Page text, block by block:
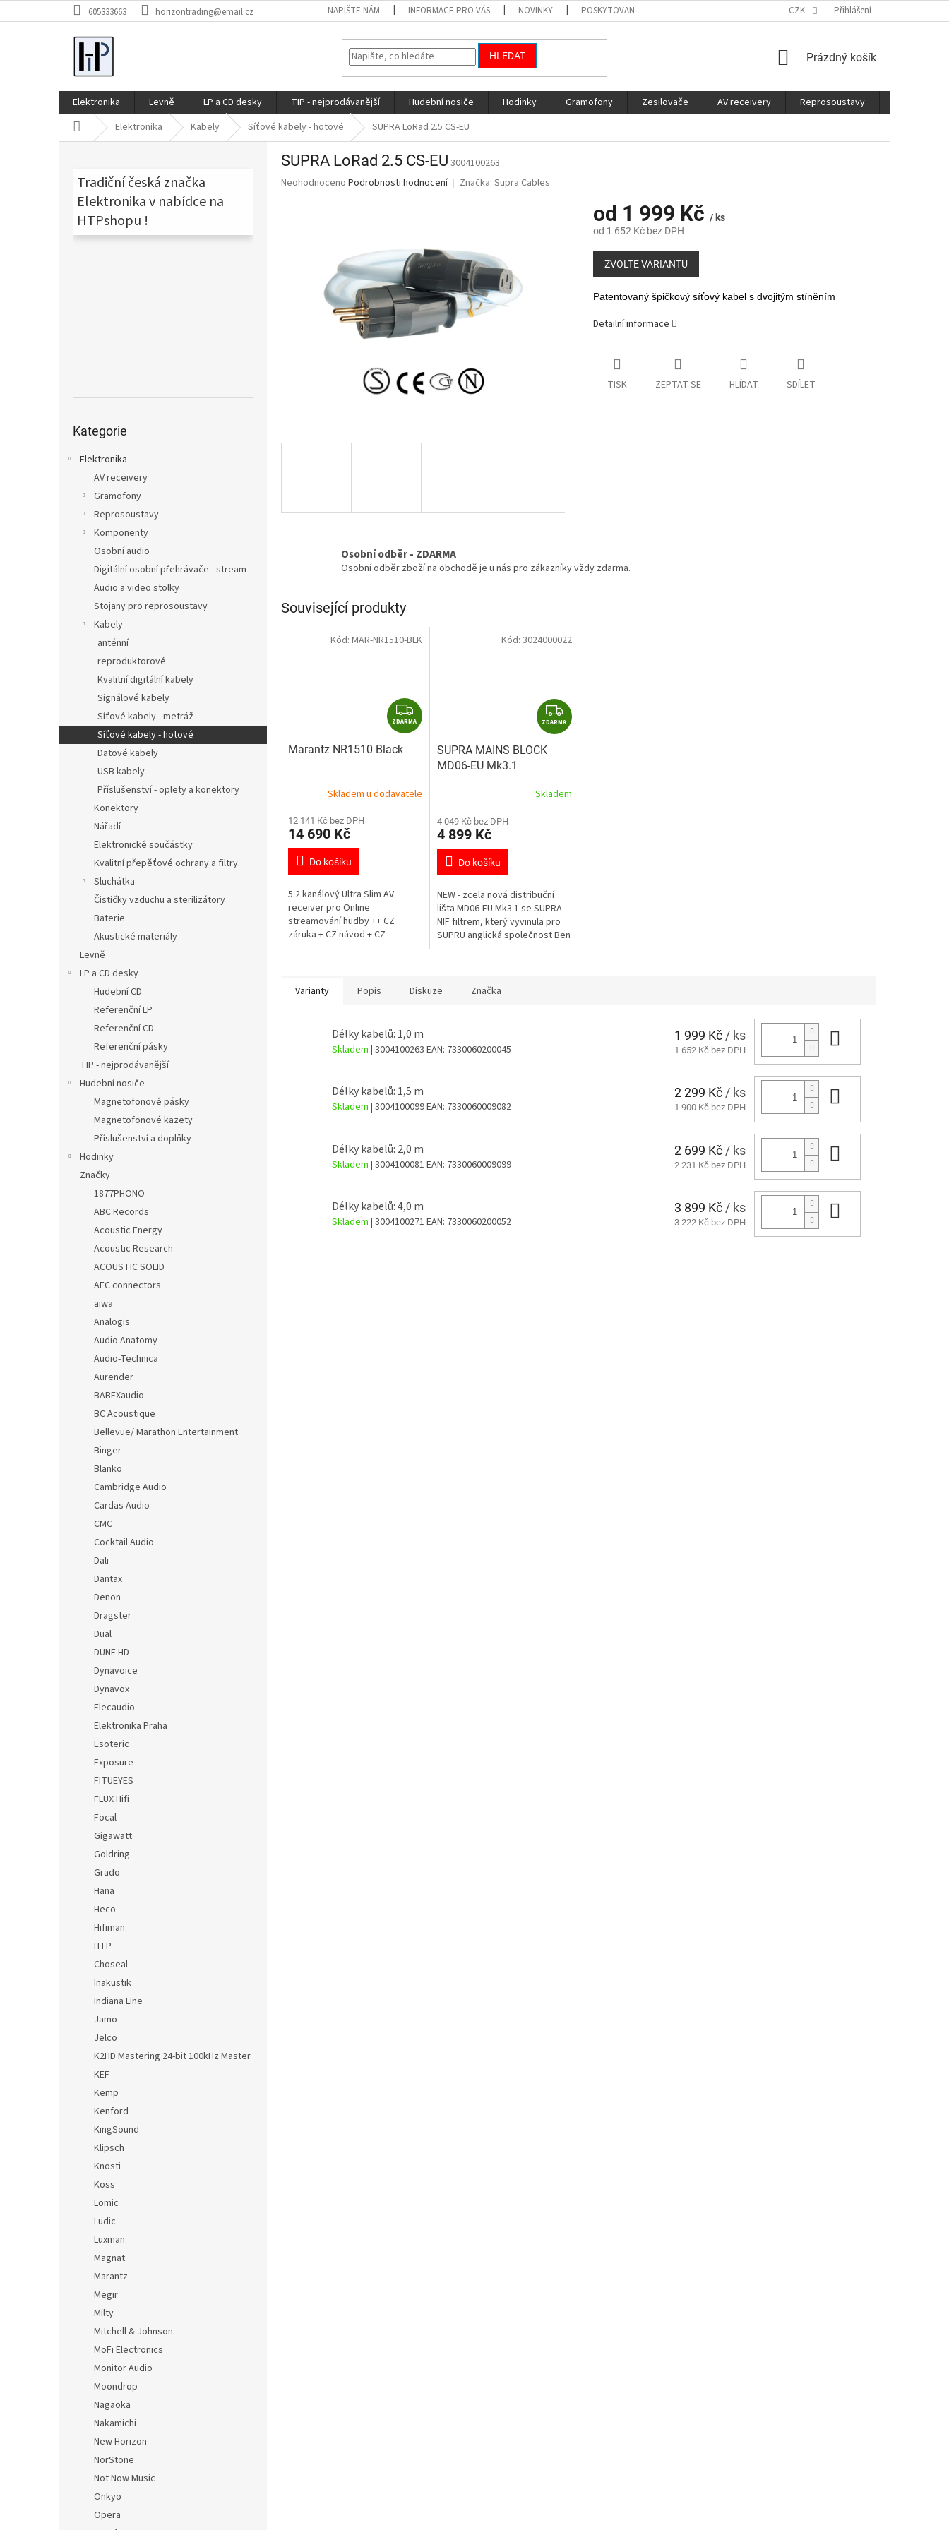
na
605333663 horizontrading@email.cz NAPIŠTE NÁM INFORMACE PRO VÁS NOVINKY POSKYTOVANÉ SLUŽBY CZK Přihlášení
HLEDAT
NÁKUPNÍ
Prázdný košík
Elektronika Levně LP a CD desky TIP - nejprodávanější Hudební nosiče Hodinky Gramofony Zesilovače AV receivery Reprosoustavy
Domů Elektronika Kabely Síťové kabely - hotové SUPRA LoRad 2.5 CS-EU
Tradiční česká značka
Elektronika v nabídce na
HTPshopu !
kategorie
Kategorie
Elektronika
AV receivery
Gramofony
Reprosoustavy
Komponenty
Osobní audio
Digitální osobní přehrávače - stream
Audio a video stolky
Stojany pro reprosoustavy
Kabely
anténní
reproduktorové
Kvalitní digitální kabely
Signálové kabely
Síťové kabely - metráž
Síťové kabely - hotové
Datové kabely
USB kabely
Příslušenství - oplety a konektory
Konektory
Nářadí
Elektronické součástky
Kvalitní přepěťové ochrany a filtry.
Sluchátka
Čističky vzduchu a sterilizátory
Baterie
Akustické materiály
Levně
LP a CD desky
Hudební CD
Referenční LP
Referenční CD
Referenční pásky
TIP - nejprodávanější
Hudební nosiče
Magnetofonové pásky
Magnetofonové kazety
Příslušenství a doplňky
Hodinky
Značky
1877PHONO
ABC Records
Acoustic Energy
Acoustic Research
ACOUSTIC SOLID
AEC connectors
aiwa
Analogis
Audio Anatomy
Audio-Technica
Aurender
BABEXaudio
BC Acoustique
Bellevue/ Marathon Entertainment
Binger
Blanko
Cambridge Audio
Cardas Audio
CMC
Cocktail Audio
Dali
Dantax
Denon
Dragster
Dual
DUNE HD
Dynavoice
Dynavox
Elecaudio
Elektronika Praha
Esoteric
Exposure
FITUEYES
FLUX Hifi
Focal
Gigawatt
Goldring
Grado
Hana
Heco
Hifiman
HTP
Choseal
Inakustik
Indiana Line
Jamo
Jelco
K2HD Mastering 24-bit 100kHz Master
KEF
Kemp
Kenford
KingSound
Klipsch
Knosti
Koss
Lomic
Ludic
Luxman
Magnat
Marantz
Megir
Milty
Mitchell & Johnson
MoFi Electronics
Monitor Audio
Moondrop
Nagaoka
Nakamichi
New Horizon
NorStone
Not Now Music
Onkyo
Opera
SUPRA LoRad 2.5 CS-EU 3004100263
Průměrné
Neohodnoceno Podrobnosti hodnocení Značka: Supra Cables
od 1 999 Kč / ks
od 1 652 Kčbez DPH
Měrná
cena:
ZVOLTE VARIANTU
Patentovaný špičkový síťový kabel s dvojitým stíněním
Detailní informace
TISK ZEPTAT SE HLÍDAT SDÍLET
Osobní odběr - ZDARMA
Osobní odběr zboží na obchodě je u nás pro zákazníky vždy zdarma.
Související produkty
Z
D
A
ZDARMA
Marantz NR1510 Black
Skladem u dodavatele
12 141 Kč bez DPH
14 690 Kč
Do košíku
5.2 kanálový Ultra Slim AV
receiver pro Online
streamování hudby ++ CZ
záruka + CZ návod + CZ
Kód: MAR-NR1510-BLK
Z
D
A
ZDARMA
SUPRA MAINS BLOCK
MD06-EU Mk3.1
Skladem
4 049 Kč bez DPH
4 899 Kč
Do košíku
NEW - zcela nová distribuční
lišta MD06-EU Mk3.1 se SUPRA
NIF filtrem, který vyvinula pro
SUPRU anglická společnost Ben
Kód: 3024000022
Varianty Popis Diskuze Značka
Délky kabelů: 1,0 m
Skladem | 3004100263 EAN: 7330060200045
1 999 Kč / ks
1 652 Kč bez DPH
Délky kabelů: 1,5 m
Skladem | 3004100099EAN: 7330060009082
2 299 Kč/ ks
1 900 Kč bez DPH
Délky kabelů: 2,0 m
Skladem | 3004100081 EAN: 7330060009099
2 699 Kč / ks
2 231 Kč bez DPH
Délky kabelů: 4,0 m
Skladem | 3004100271 EAN: 7330060200052
3 899 Kč/ ks
3 222 Kč bez DPH